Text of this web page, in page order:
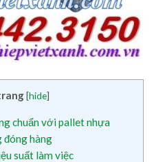
[hide]
chuẩn với pallet nhựa
đóng hàng
suất làm việc